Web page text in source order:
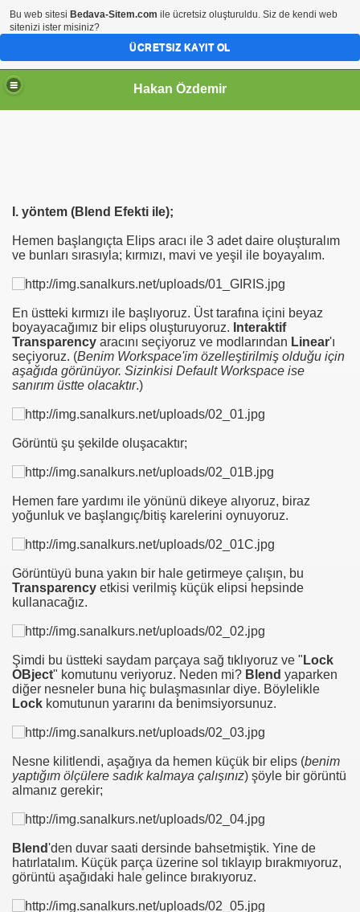
Hakan Özdemir
I. yöntem (Blend Efekti ile);
Hemen başlangıçta Elips aracı ile 3 adet daire oluşturalım
ve bunları sırasıyla; kırmızı, mavi ve yeşil ile boyayalım.
En üstteki kırmızı ile başlıyoruz. Üst tarafına içini beyaz
boyayacağımız bir elips oluşturuyoruz. Interaktif
Transparency aracını seçiyoruz ve modlarından Linear'ı
seçiyoruz. (Benim Workspace'im özelleştirilmiş olduğu için
aşağıda görünüyor. Sizinkisi Default Workspace ise
sanırım üstte olacaktır.)
Görüntü şu şekilde oluşacaktır;
Hemen fare yardımı ile yönünü dikeye alıyoruz, biraz
yoğunluk ve başlangıç/bitiş karelerini oynuyoruz.
Görüntüyü buna yakın bir hale getirmeye çalışın, bu
Transparency etkisi verilmiş küçük elipsi hepsinde
kullanacağız.
Şimdi bu üstteki saydam parçaya sağ tıklıyoruz ve " Lock
OBject" komutunu veriyoruz. Neden mi? Blend yaparken
diğer nesneler buna hiç bulaşmasınlar diye. Böylelikle
Lock komutunun yararını da benimsiyorsunuz.
Nesne kilitlendi, aşağıya da hemen küçük bir elips (benim
yaptığım ölçülere sadık kalmaya çalışınız) şöyle bir görüntü
almanız gerekir;
Blend'den duvar saati dersinde bahsetmiştik. Yine de
hatırlatalım. Küçük parça üzerine sol tıklayıp bırakmıyoruz,
görüntü aşağıdaki hale gelince bırakıyoruz.
Bu web sitesi Bedava-Sitem.com ile ücretsiz oluşturuldu. Siz de kendi web
sitenizi ister misiniz?
ÜCRETSIZ KAYIT OL